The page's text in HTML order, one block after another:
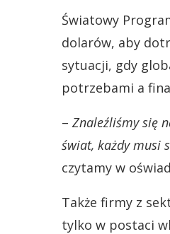
Światowy
dolarów, aby
sytuacji, gdy
potrzebami a
– Znaleźliśmy się
świat, każdy musi
czytamy w
Także firmy z
tylko w postaci